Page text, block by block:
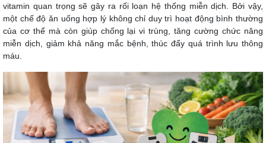
vitamin quan trọng sẽ gây ra rối loạn hệ thống miễn dịch. Bởi vậy,
một chế độ ăn uống hợp lý không chỉ duy trì hoạt động bình thường
của cơ thể mà còn giúp chống lại vi trùng, tăng cường chức năng
miễn dịch, giảm khả năng mắc bệnh, thúc đẩy quá trình lưu thông
máu.